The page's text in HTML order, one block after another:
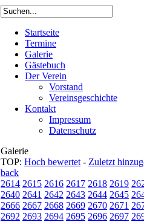
Startseite
Termine
Galerie
Gästebuch
Der Verein
Vorstand
Vereinsgeschichte
Kontakt
Impressum
Datenschutz
Galerie
TOP: Hoch bewertet - Zuletzt
back
2614 2615 2616 2617 2618 2619
2640 2641 2642 2643 2644 2645
2666 2667 2668 2669 2670 2671
2692 2693 2694 2695 2696 2697